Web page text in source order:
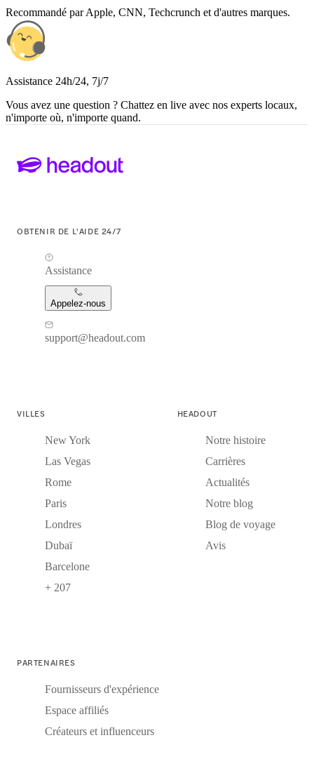
Recommandé par Apple, CNN, Techcrunch et d'autres marques.
Assistance 24h/24, 7j/7
Vous avez une question ? Chattez en live avec nos experts locaux,
n'importe où, n'importe quand.
OBTENIR DE L'AIDE 24/7
Assistance
Appelez-nous
support@headout.com
VILLES
New York
Las Vegas
Rome
Paris
Londres
Dubaï
Barcelone
+ 207
HEADOUT
Notre histoire
Carrières
Actualités
Notre blog
Blog de voyage
Avis
PARTENAIRES
Fournisseurs d'expérience
Espace affiliés
Créateurs et influenceurs